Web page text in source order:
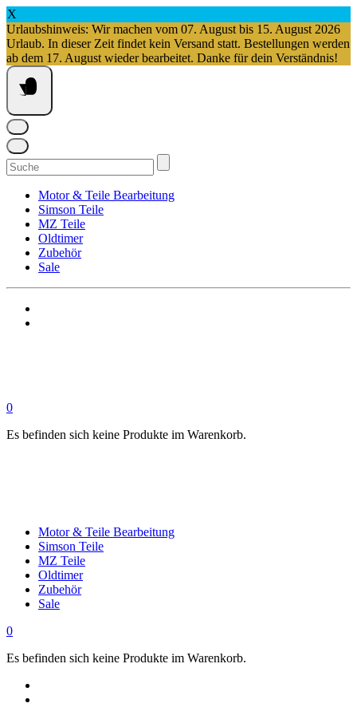
X
Urlaubshinweis: Wir machen vom 07. August bis 15. August 2026
Urlaub. In dieser Zeit findet kein Versand statt. Bestellungen werden
ab dem 17. August wieder bearbeitet. Danke für dein Verständnis!
Springe
zum
Inhalt
Suchen
nach:
Motor & Teile Bearbeitung
Simson Teile
MZ Teile
Oldtimer
Zubehör
Sale
0
Es befinden sich keine Produkte im Warenkorb.
Motor & Teile Bearbeitung
Simson Teile
MZ Teile
Oldtimer
Zubehör
Sale
0
Es befinden sich keine Produkte im Warenkorb.